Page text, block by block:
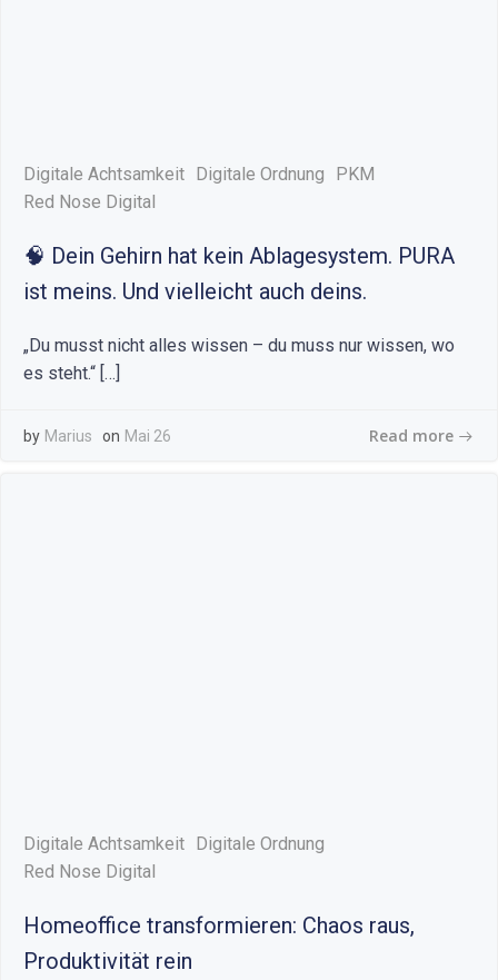
Digitale Achtsamkeit Digitale Ordnung
PKM
Red Nose Digital
🧠 Dein Gehirn hat kein Ablagesystem. PURA
ist meins. Und vielleicht auch deins.
„Du musst nicht alles wissen – du muss nur wissen, wo
es steht.“ […]
by Marius on Mai 26 Read more
Digitale Achtsamkeit Digitale Ordnung
Red Nose Digital
Homeoffice transformieren: Chaos raus,
Produktivität rein